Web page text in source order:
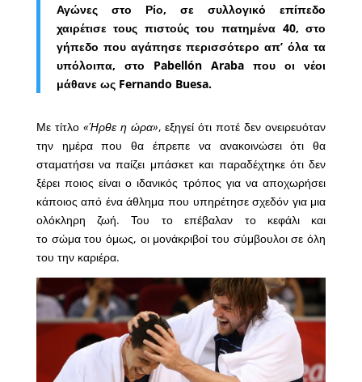
Αγώνες στο Ρίο, σε συλλογικό επίπεδο
χαιρέτισε τους πιστούς του πατημένα 40, στο
γήπεδο που αγάπησε περισσότερο απ’ όλα τα
υπόλοιπα, στο Pabellón Araba που οι νέοι
μάθανε ως Fernando Buesa.
Με τίτλο «Ήρθε η ώρα», εξηγεί ότι ποτέ δεν ονειρευόταν
την ημέρα που θα έπρεπε να ανακοινώσει ότι θα
σταματήσει να παίζει μπάσκετ και παραδέχτηκε ότι δεν
ξέρει ποιος είναι ο ιδανικός τρόπος για να αποχωρήσει
κάποιος από ένα άθλημα που υπηρέτησε σχεδόν για μια
ολόκληρη ζωή. Του το επέβαλαν το κεφάλι και
το σώμα του όμως, οι μονάκριβοί του σύμβουλοι σε όλη
του την καριέρα.